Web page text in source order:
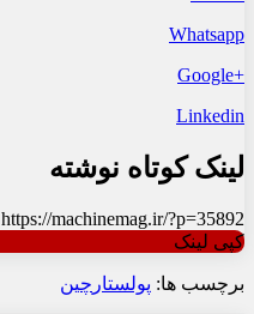
Whatsapp
+Google
Linkedin
لینک کوتاه نوشته
https://machinemag.ir/?p=35892
کپی لینک
برچسب ها: پولستار چین